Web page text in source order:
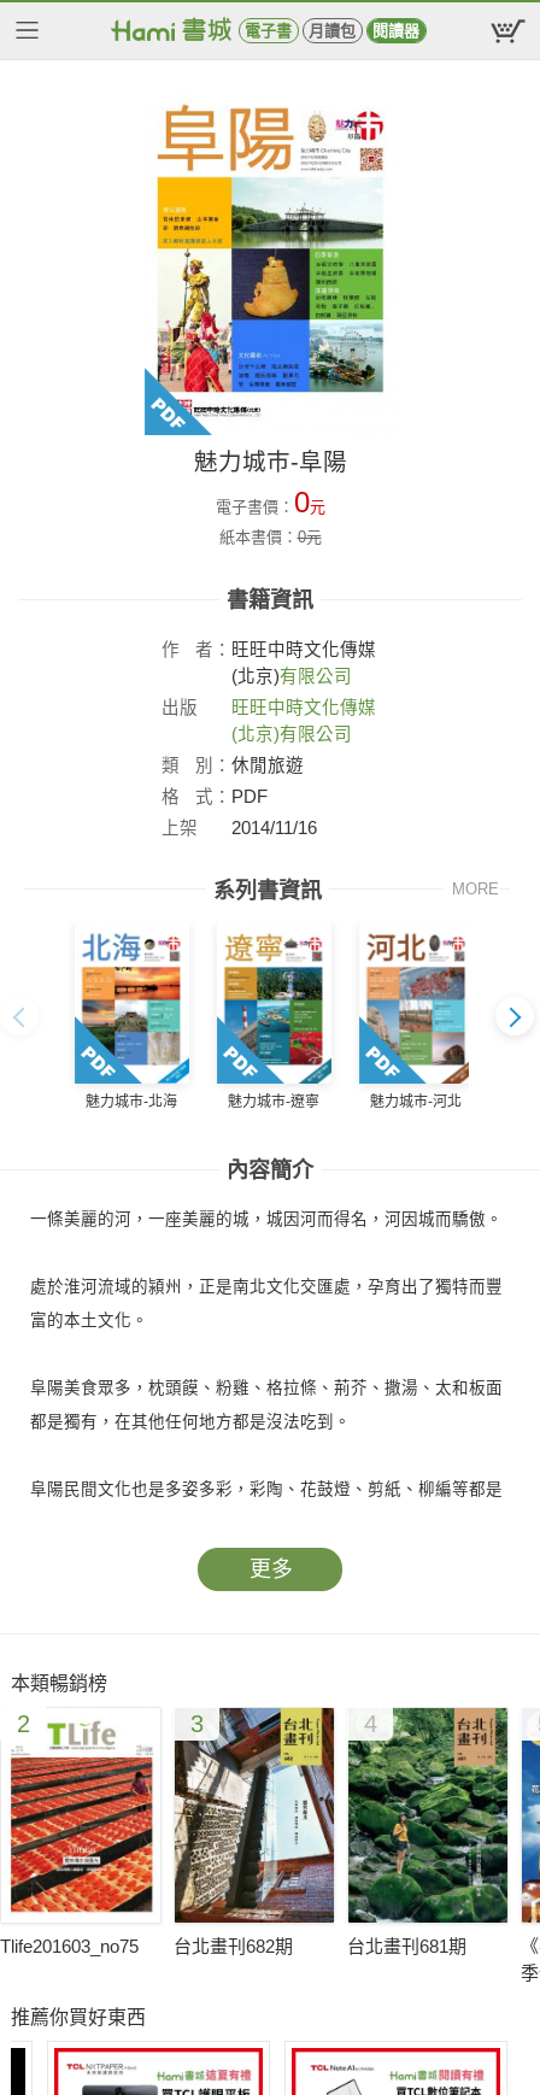
電子書 月讀包 閱讀器
魅力城巿-阜陽
電子書價： 0元
紙本書價：0元
書籍資訊
作 者： 旺旺中時文化傳媒
(北京)有限公司
出版
旺旺中時文化傳媒
(北京)有限公司
類
別： 休閒旅遊
格
式： PDF
上架
2014/11/16
系列書資訊 MORE
魅力城巿-北海 魅力城巿-遼寧 魅力城巿-河北
內容簡介
一條美麗的河，一座美麗的城，城因河而得名，河因城而驕傲。
處於淮河流域的潁州，正是南北文化交匯處，孕育出了獨特而豐
富的本土文化。
阜陽美食眾多，枕頭饃、粉雞、格拉條、荊芥、撒湯、太和板面
都是獨有，在其他任何地方都是沒法吃到。
阜陽民間文化也是多姿多彩，彩陶、花鼓燈、剪紙、柳編等都是
阜陽與其他地區最大的不同在於美景。阜陽現存古跡不算太多，
更多
本類暢銷榜
2
Tlife201603_no75
3
台北畫刊682期
4
台北畫刊681期
推薦你買好東西